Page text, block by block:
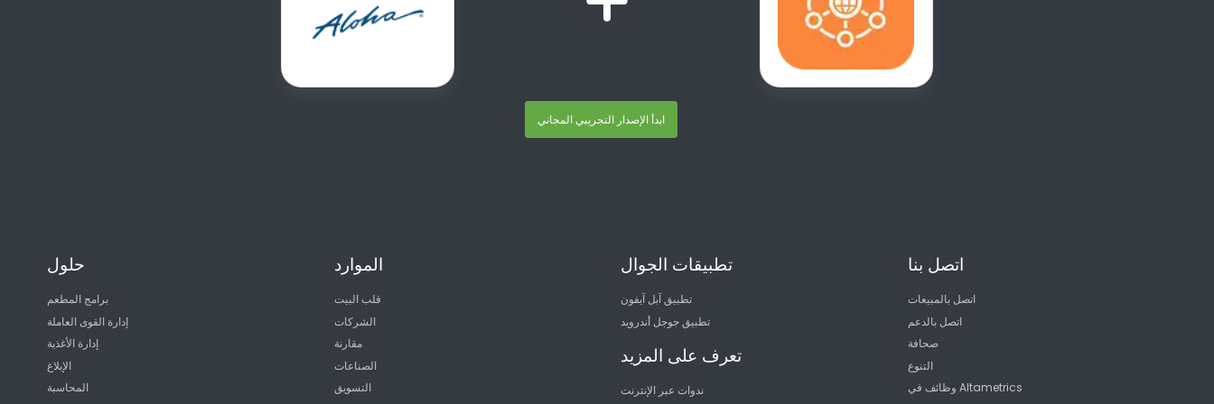
ابدأ الإصدار التجريبي المجاني
حلول
برامج المطعم
إدارة القوى العاملة
إدارة الأغذية
الإبلاغ
المحاسبة
الموارد
قلب البيت
الشركات
مقارنة
الصناعات
التسويق
تطبيقات الجوال
تطبيق آبل آيفون
تطبيق جوجل أندرويد
تعرف على المزيد
ندوات عبر الإنترنت
اتصل بنا
اتصل بالمبيعات
اتصل بالدعم
صحافة
التنوع
وظائف في Altametrics